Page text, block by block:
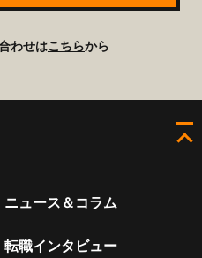
わせはこちらから
ニュース＆コラム
転職インタビュー